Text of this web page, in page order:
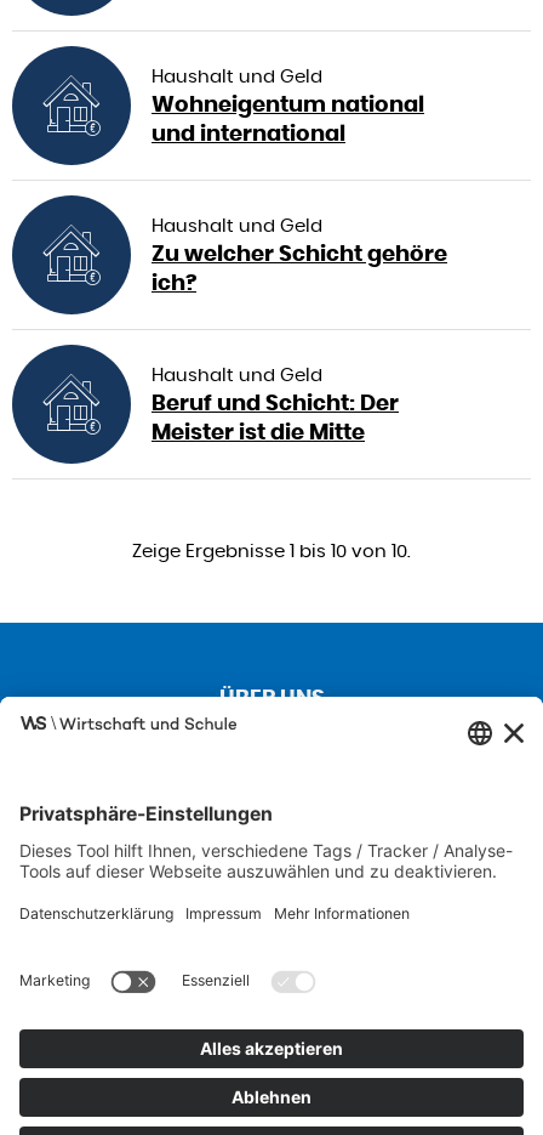
Haushalt und Geld
Wohneigentum national
und international
Haushalt und Geld
Zu welcher Schicht gehöre
ich?
Haushalt und Geld
Beruf und Schicht: Der
Meister ist die Mitte
Zeige Ergebnisse 1 bis 10 von 10.
ÜBER UNS
Über uns
Besuchen Sie auch unsere Partnerseiten
FIT FÜR DIE WIRTSCHAFT
Datenschutz